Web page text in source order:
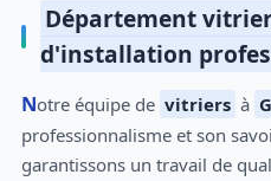
Département
d'installation
Notre équipe de vitriers à
professionnalisme et son
garantissons un travail de